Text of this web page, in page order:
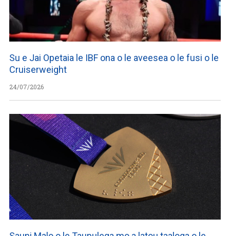
Su e Jai Opetaia le IBF ona o le aveesea o le fusi o le
Cruiserweight
24/07/2026